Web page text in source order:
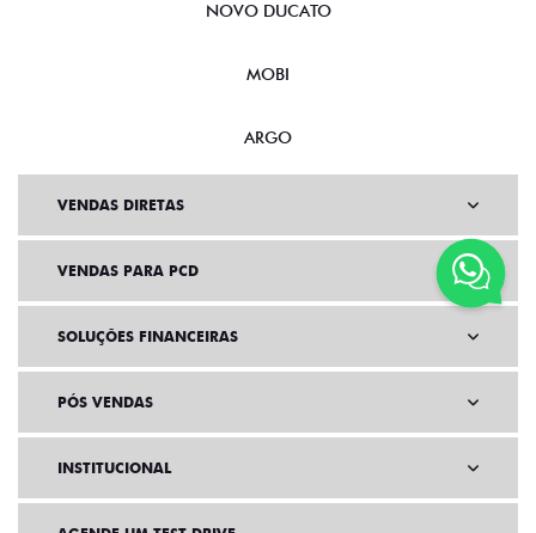
NOVO DUCATO
MOBI
ARGO
VENDAS DIRETAS
VENDAS PARA PCD
SOLUÇÕES FINANCEIRAS
PÓS VENDAS
INSTITUCIONAL